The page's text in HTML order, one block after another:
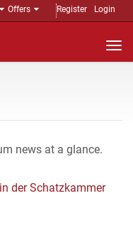
Offers Register Login
news at a glance.